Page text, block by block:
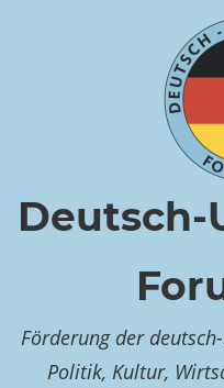
Deutsch-
Förderung der
Politik, Kultur,